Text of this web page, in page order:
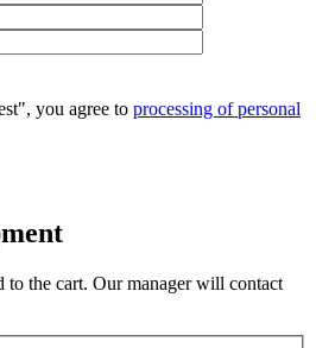
you agree to processing of personal
to the cart. Our manager will contact